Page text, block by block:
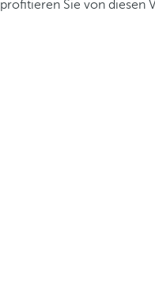
profitieren Sie von diesen